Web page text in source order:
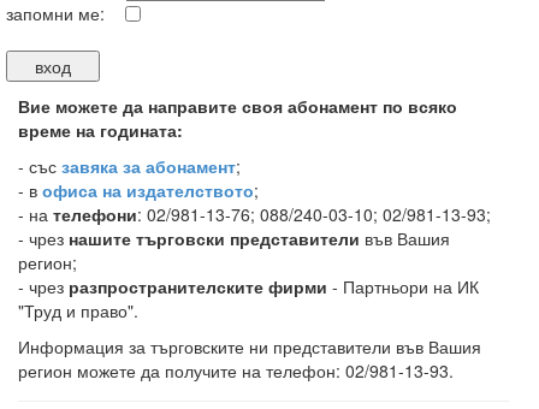
запомни ме:
Вие можете да направите своя абонамент по всяко
време на годината:
- със завяка за абонамент;
- в офиса на издателството;
- на телефони: 02/981-13-76; 088/240-03-10; 02/981-13-93;
- чрез нашите търговски представители във Вашия
регион;
- чрез разпространителските фирми - Партньори на ИК
"Труд и право".
Информация за търговските ни представители във Вашия
регион можете да получите на телефон: 02/981-13-93.